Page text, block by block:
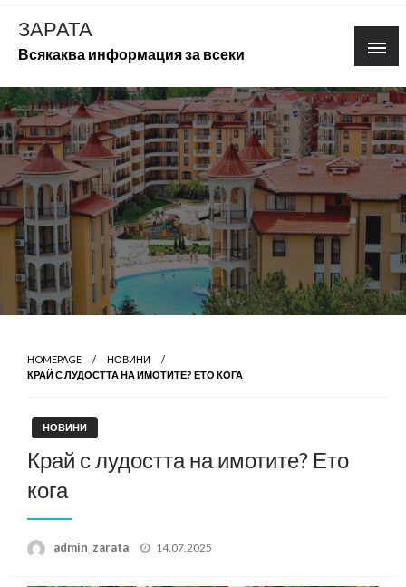
Skip
content
ЗАРАТА
Всякаква информация за всеки
HOMEPAGE
НОВИНИ
КРАЙ С ЛУДОСТТА НА ИМОТИТЕ? ЕТО КОГА
НОВИНИ
Край с лудостта на имотите? Ето
кога
admin_zarata
Posted
14.07.2025